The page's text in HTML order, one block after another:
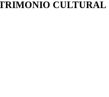
CULTURAL